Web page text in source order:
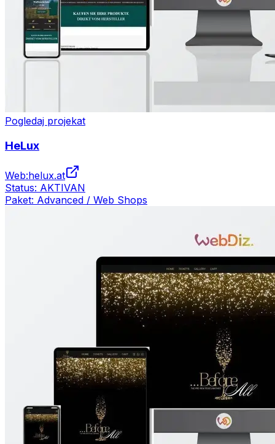
Pogledaj projekat
HeLux
Web:helux.at
Status: AKTIVAN
Paket: Advanced / Web Shops